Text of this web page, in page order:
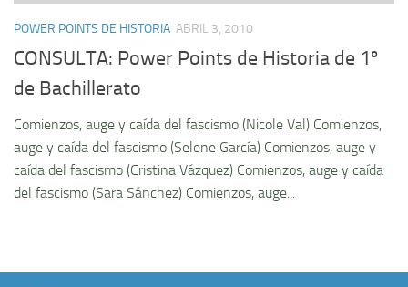
POWER POINTS DE HISTORIA ABRIL 3, 2010
CONSULTA: Power Points de Historia de 1º
de Bachillerato
Comienzos, auge y caí­da del fascismo (Nicole Val) Comienzos,
auge y caí­da del fascismo (Selene Garcí­a) Comienzos, auge y
caí­da del fascismo (Cristina Vázquez) Comienzos, auge y caí­da
del fascismo (Sara Sánchez) Comienzos, auge...